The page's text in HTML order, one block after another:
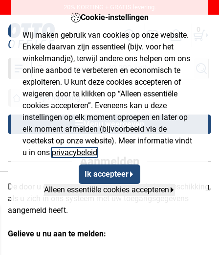
Cookie-instellingen
Wij maken gebruik van cookies op onze website.
Enkele daarvan zijn essentieel (bijv. voor het
winkelmandje), terwijl andere ons helpen om ons
online aanbod te verbeteren en economisch te
exploiteren. U kunt deze cookies accepteren of
weigeren door te klikken op “Alleen essentiële
cookies accepteren”. Eveneens kan u deze
instellingen op elk moment oproepen en later op
elk moment afmelden (bijvoorbeeld via de
voettekst op onze website). Meer informatie vindt
u in ons privacybeleid
Ik accepteer
Alleen essentiële cookies accepteren
20% KORTING + GRATIS levering.
0
Zoeken
Mijn rekening
Menu weergeven
Aanmelden
De door u opgeroepen functie staat u enkel ter beschikking,
als u zich in ons systeem met uw toegangsgegevens
aangemeld heeft.
Gelieve u nu aan te melden: